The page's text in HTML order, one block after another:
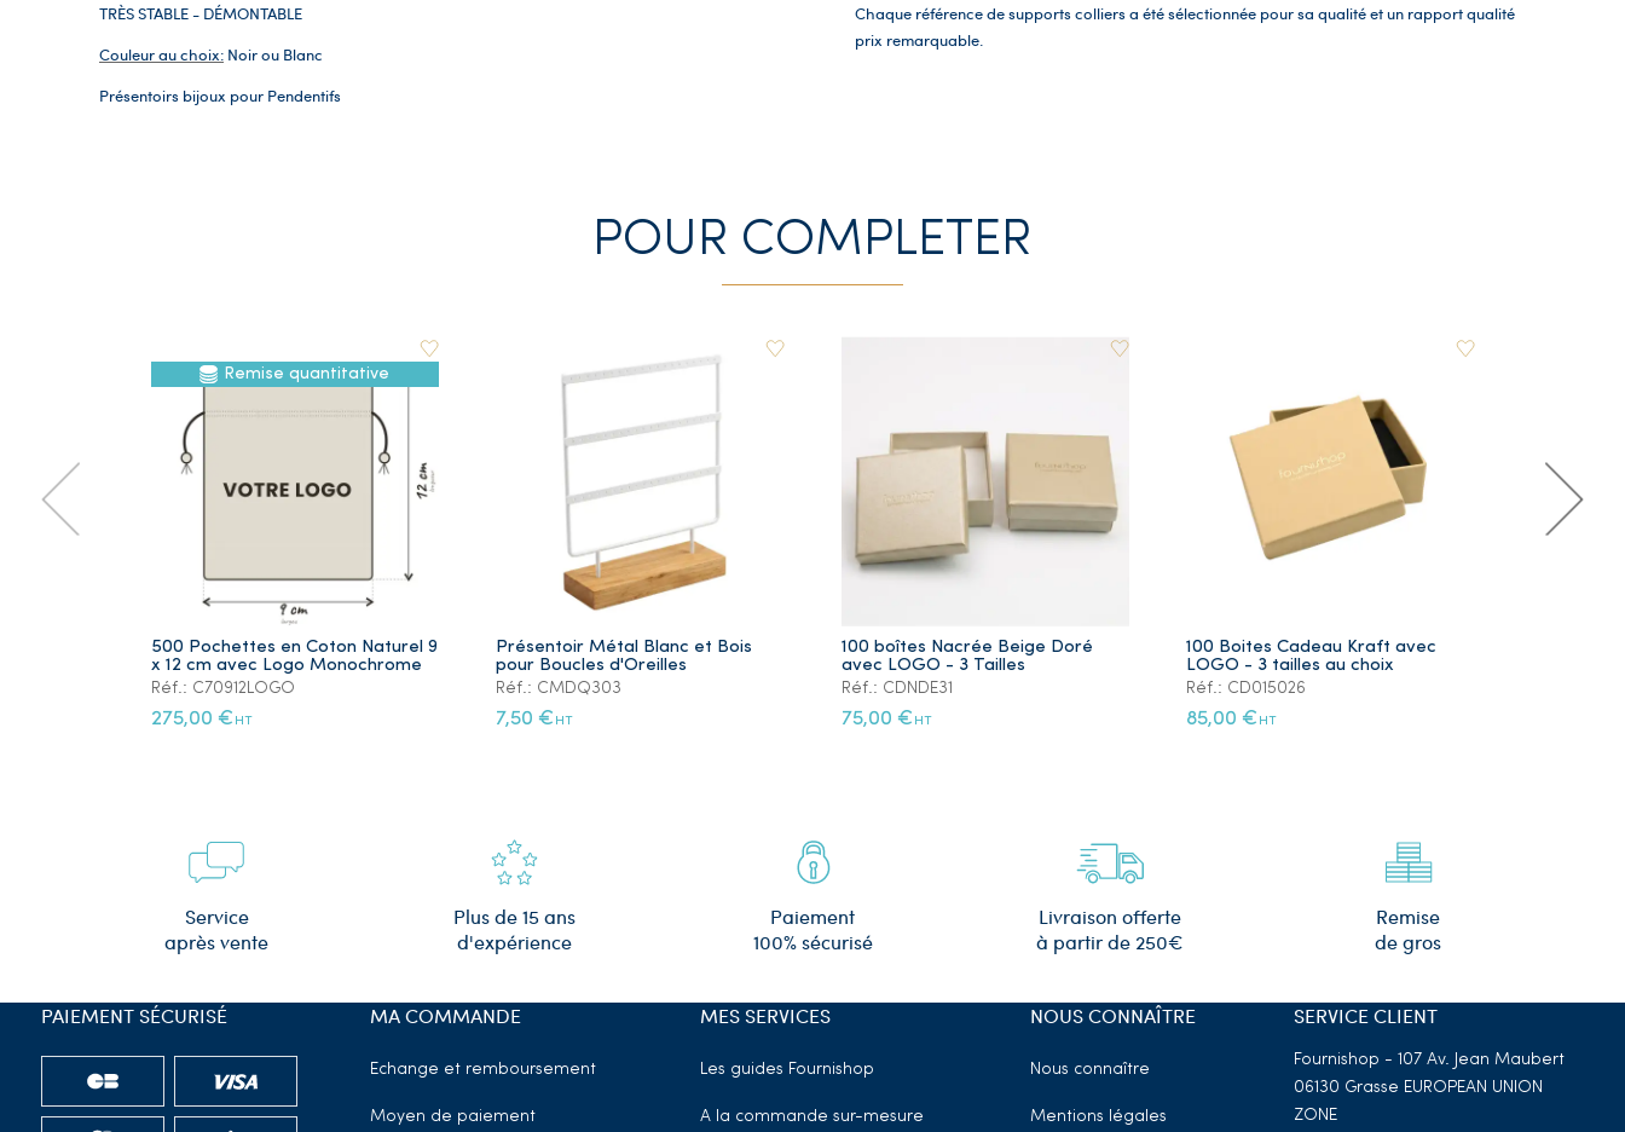
TRÈS STABLE - DÉMONTABLE
Couleur au choix: Noir ou Blanc
Présentoirs bijoux pour Pendentifs
Chaque référence de supports colliers a été sélectionnée pour sa qualité et un rapport qualité
prix remarquable.
POUR COMPLETER
Remise quantitative
500 Pochettes en Coton Naturel 9
x 12 cm avec Logo Monochrome
Réf.: C70912LOGO
275,00 € HT
Présentoir Métal Blanc et Bois
pour Boucles d'Oreilles
Réf.: CMDQ303
7,50 € HT
100 boîtes Nacrée Beige Doré
avec LOGO - 3 Tailles
Réf.: CDNDE31
75,00 € HT
100 Boites Cadeau Kraft avec
LOGO - 3 tailles au choix
Réf.: CD015026
85,00 € HT
Service
après vente
Plus de 15 ans
d'expérience
Paiement
100% sécurisé
Livraison offerte
à partir de 250€
Remise
de gros
MA COMMANDE
Echange et remboursement
Moyen de paiement
MES SERVICES
Les guides Fournishop
A la commande sur-mesure
NOUS CONNAÎTRE
Nous connaître
Mentions légales
SERVICE CLIENT
Fournishop - 107 Av. Jean Maubert
06130 Grasse EUROPEAN UNION
ZONE
PAIEMENT SÉCURISÉ